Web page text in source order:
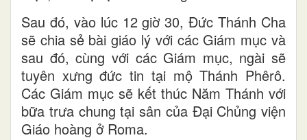
Sau đó, vào lúc 12 giờ 30, Đức Thánh Cha
sẽ chia sẻ bài giáo lý với các Giám mục và
sau đó, cùng với các Giám mục, ngài sẽ
tuyên xưng đức tin tại mộ Thánh Phêrô.
Các Giám mục sẽ kết thúc Năm Thánh với
bữa trưa chung tại sân của Đại Chủng viện
Giáo hoàng ở Roma.